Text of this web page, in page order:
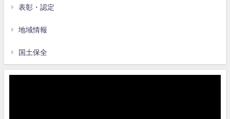
表彰・認定
地域情報
国土保全